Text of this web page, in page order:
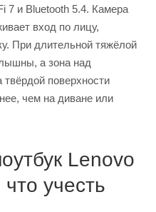
7 и Bluetooth 5.4. Камера
вход по лицу,
При длительной тяжёлой
а зона над
твёрдой поверхности
чем на диване или
Lenovo
учесть